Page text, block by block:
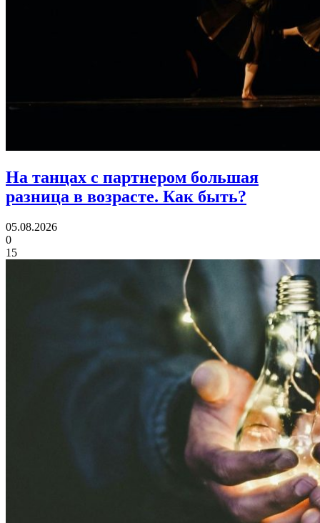
На танцах с партнером большая
разница в возрасте. Как быть?
05.08.2026
0
15